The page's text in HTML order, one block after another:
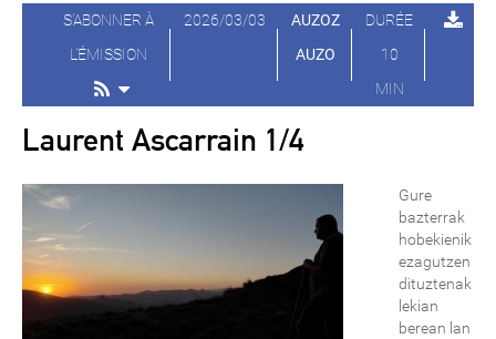
S'ABONNER À
L'ÉMISSION
2026/03/03
AUZOZ
AUZO
DURÉE
10
MIN
Laurent Ascarrain 1/4
Gure
bazterrak
hobekienik
ezagutzen
dituztenak
lekian
berean lan